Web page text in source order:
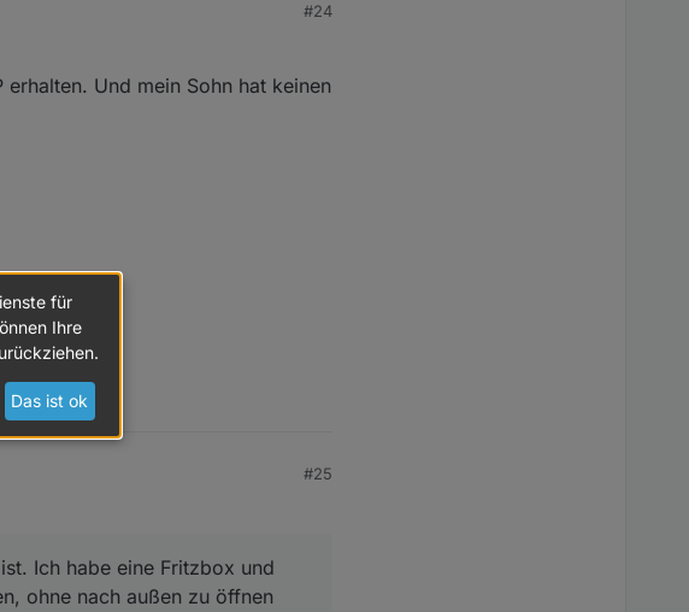
#24
Und mein Sohn hat keinen
#25
Ich habe eine Fritzbox und
ohne nach außen zu öffnen
für
Ihre
Das ist ok